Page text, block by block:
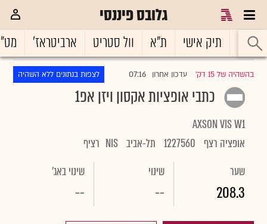
גלובס פיננסי
ראשי תיק אישי ת"א וול סטריט ארביטראז'
בהשהיה של 15 דק' |עדכון אחרון 07:16 לצפות בנתונים ללא השהיה
כתבי אופציות אקסון ויזן אפ1
AXSON VIS W1
אופציה רצף
1227560 תל-אביב NIS רציף
שער
208.3
שינוי
--
שינוי באג'
--